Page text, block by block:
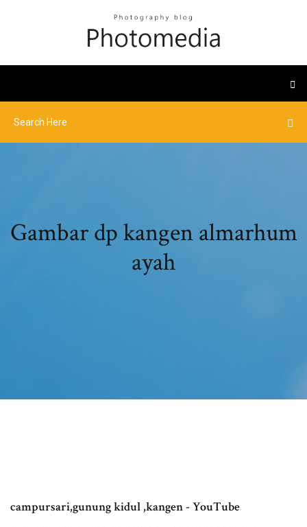
Gambar dp kangen almarhum
ayah
campursari,gunung kidul ,kangen - YouTube